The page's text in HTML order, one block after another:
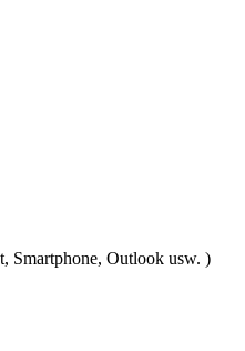
Smartphone, Outlook usw. )